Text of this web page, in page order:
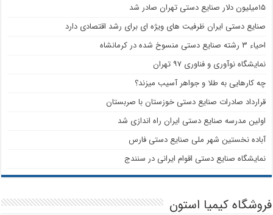
۱۵میلیون دلار صنایع دستی تهران صادر شد
صنایع دستی ایران ظرفیت های ویژه ای برای رشد اقتصادی دارد
احیاء ۳ رشته صنایع دستی منسوخ شده در کرمانشاه
نمایشگاه نوآوری و فناوری ۹۷ تهران
چه کارهایی به طلا و جواهر آسیب میزند؟
قرارداد صادرات صنایع دستی خوزستان با صربستان
اولین مدرسه صنایع دستی ایران راه اندازی شد
آباده نخستین شهر ملی صنایع دستی فارس
نمایشگاه صنایع دستی اقوام ایرانی در سنندج
فروشگاه کیمیا استون